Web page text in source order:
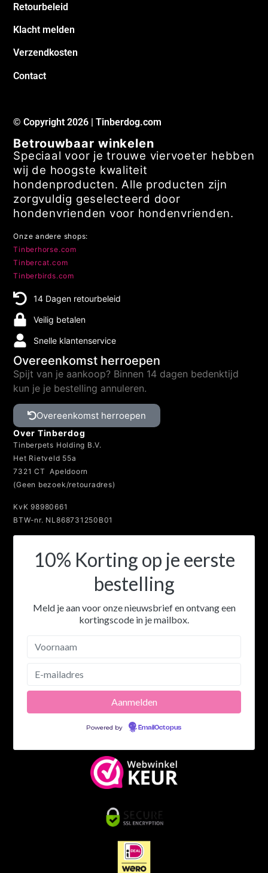
Retourbeleid
Klacht melden
Verzendkosten
Contact
© Copyright 2026 | Tinberdog.com
Betrouwbaar winkelen
Speciaal voor je trouwe viervoeter hebben
wij de hoogste kwaliteit
hondenproducten. Alle producten zijn
zorgvuldig geselecteerd door
hondenvrienden voor hondenvrienden.
Onze andere shops:
Tinberhorse.com
Tinbercat.com
Tinberbirds.com
14 Dagen retourbeleid
Veilig betalen
Snelle klantenservice
Overeenkomst herroepen
Spijt van je aankoop? Binnen 14 dagen bedenktijd
kun je je bestelling annuleren.
Overeenkomst herroepen
Over Tinberdog
Tinberpets Holding B.V.
Het Rietveld 55a
7321 CT Apeldoorn
(Geen bezoek/retouradres)
KvK 98980661
BTW-nr. NL868731250B01
10% Korting op je eerste
bestelling
Meld je aan voor onze nieuwsbrief en ontvang een
kortingscode in je mailbox.
Powered by EmailOctopus